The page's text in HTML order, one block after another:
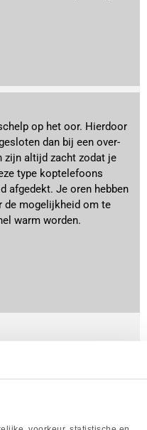
op het oor. Hierdoor
dan bij een over-
zijn altijd zacht zodat je
type koptelefoons
afgedekt. Je oren hebben
de mogelijkheid om te
warm worden.
die je tegenkomt,
met een
bevordert, zeker bij